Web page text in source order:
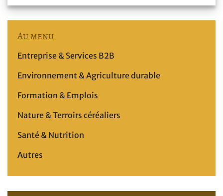
Au menu
Entreprise & Services B2B
Environnement & Agriculture durable
Formation & Emplois
Nature & Terroirs céréaliers
Santé & Nutrition
Autres